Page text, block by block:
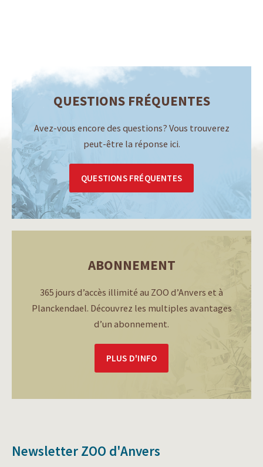
QUESTIONS FRÉQUENTES
Avez-vous encore des questions? Vous trouverez
peut-être la réponse ici.
QUESTIONS FRÉQUENTES
ABONNEMENT
365 jours d’accès illimité au ZOO d’Anvers et à
Planckendael. Découvrez les multiples avantages
d’un abonnement.
PLUS D'INFO
Newsletter ZOO d'Anvers